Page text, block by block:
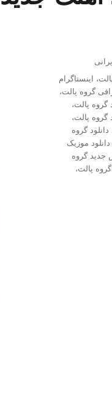
،
اینستاگرام
گروه پالت،
گروه پالت،
گروه پالت،
دانلود گروه
دانلود موزیک
گروه
پالت،